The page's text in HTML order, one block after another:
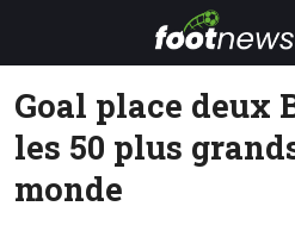
Goal place deux
les 50 plus
monde